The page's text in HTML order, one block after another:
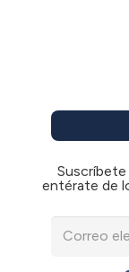
entérate de